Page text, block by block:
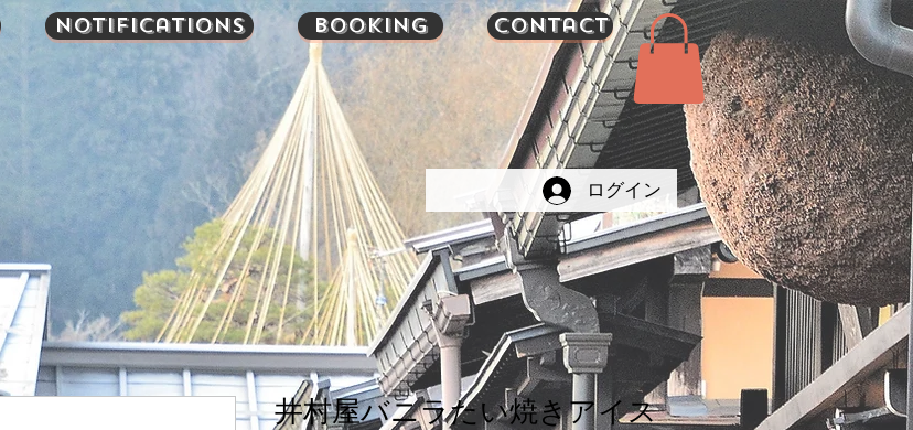
ログイン
井村屋バニラたい焼きアイス
Notifications Booking Contact